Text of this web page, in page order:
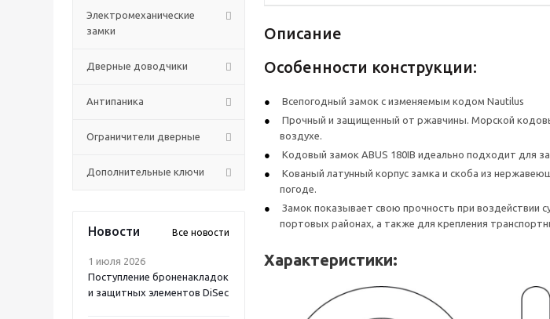
Электромеханические
замки
Дверные доводчики
Антипаника
Ограничители дверные
Дополнительные ключи
Новости Все новости
1 июля 2026
Поступление броненакладок
и защитных элементов DiSec
Описание
Особенности конструкции:
Всепогодный замок с изменяемым кодом Nautilus
Прочный и защищенный от ржавчины. Морской
воздухе.
Кодовый замок ABUS 180IB идеально подходит для
Кованый латунный корпус замка и скоба из
погоде.
Замок показывает свою прочность при воздействии
портовых районах, а также для крепления
Характеристики: